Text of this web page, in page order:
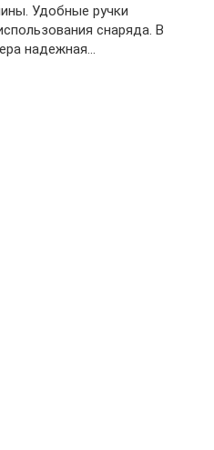
Удобные ручки
снаряда. В
надежная…